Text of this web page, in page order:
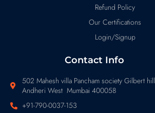
Refund Policy
Our Certifications
Login/Signup
Contact Info
502 Mahesh villa Pancham society Gilbert hill
Andheri West Mumbai 400058
+91-790-0037-153